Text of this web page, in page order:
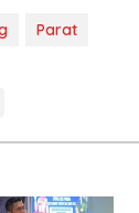
Parat